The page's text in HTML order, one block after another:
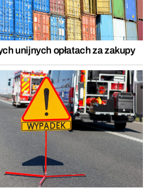
unijnych opłatach za zakupy